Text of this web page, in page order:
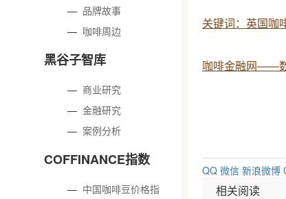
— 品牌故事
— 咖啡周边
黑谷子智库
— 商业研究
—金融研究
—案例分析
COFFINANCE指数
— 中国咖啡豆价格指
关键词：英国咖
咖啡金融网——
QQ 微信 新浪微博
相关阅读